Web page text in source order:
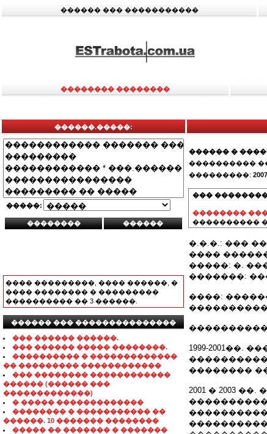
������ ��� �����������
�������� ��������
������.�����:
�����:
���� ���������, ���� ������, �
���� �������� � ���������
���������� �� 3 ������.
������ ��� ���������������
��� ������ ������.
��� ������ ����� ��������.
���������� � �������������
�� ��������� ������������
��� �������� ������������
������ (������ ���
�������������)
� ����� �������������
�������� � ����������� ��
������. 10 ������� ��������
����� �� ������� � �������
������ �
����������
���������:
���
��������
����������
�.�.�.: ���
����
�����: �.
�������: ���. 8-
����:
1999-
��������
2001 � 2003